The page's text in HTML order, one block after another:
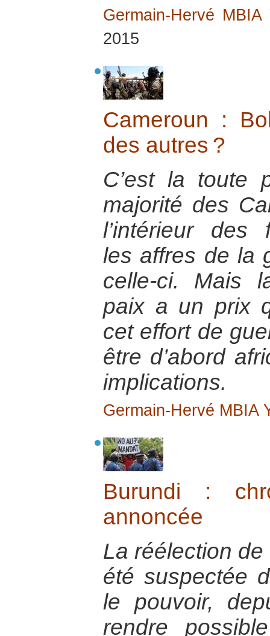
Germain-Hervé MBIA
2015
Cameroun :
des autres ?
C’est la toute
majorité des
l’intérieur des
les affres de la
celle-ci. Mais
paix a un prix
cet effort de
être d’abord
implications.
Germain-Hervé MBIA
Burundi :
annoncée
La réélection
été suspectée
le pouvoir,
rendre